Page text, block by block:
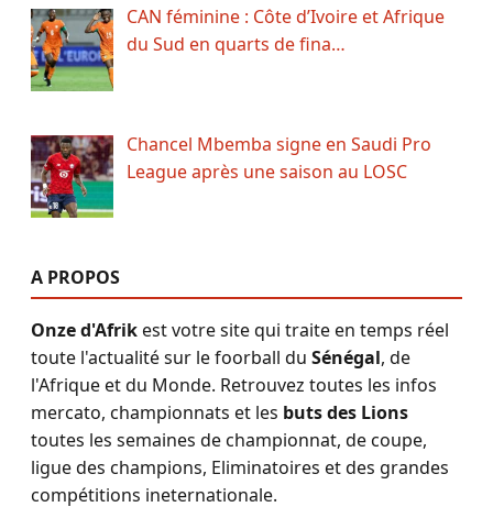
CAN féminine : Côte d’Ivoire et Afrique
du Sud en quarts de fina…
Chancel Mbemba signe en Saudi Pro
League après une saison au LOSC
A PROPOS
Onze d'Afrikest votre site qui traite en temps réel
toute l'actualité sur le foorball du Sénégal, de
l'Afrique et du Monde. Retrouvez toutes les infos
mercato, championnats et les buts des Lions
toutes les semaines de championnat, de coupe,
ligue des champions, Eliminatoires et des grandes
compétitions ineternationale.